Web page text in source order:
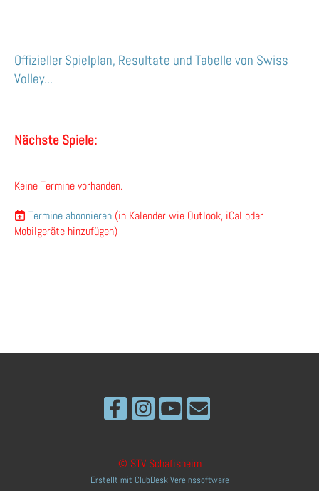
Offizieller Spielplan, Resultate und Tabelle von Swiss
Volley...
Nächste Spiele:
Keine Termine vorhanden.
Termine abonnieren (in Kalender wie Outlook, iCal oder
Mobilgeräte hinzufügen)
© STV Schafisheim
Erstellt mit ClubDesk Vereinssoftware